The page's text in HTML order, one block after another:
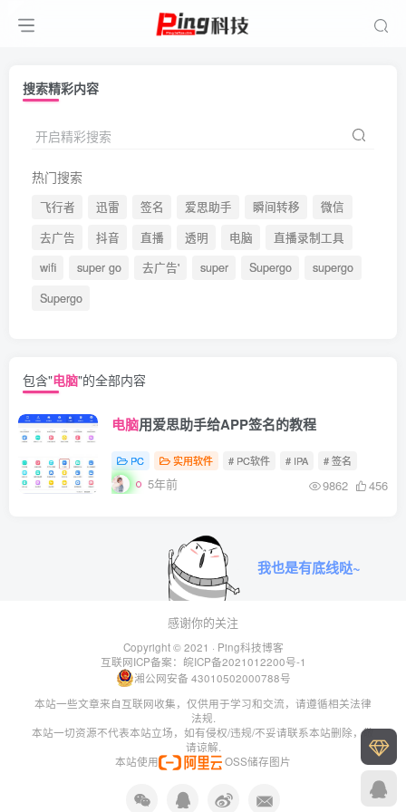
搜索精彩内容
开启精彩搜索
热门搜索
飞行者 迅雷 签名 爱思助手 瞬间转移
微信
去广告
抖音 直播 透明 电脑
直播录制工具
wifi
super go 去广告' super Supergo
supergo
Supergo
包含"电脑"的全部内容
电脑用爱思助手给APP签名的教程
PC 实用软件 # PC软件 # IPA # 签名
5年前 9862 456
我也是有底线哒~
感谢你的关注
Copyright © 2021 · Ping科技博客
互联网ICP备案： 皖ICP备2021012200号-1
湘公网安备 43010502000788号
本站一些文章来自互联网收集，仅供用于学习和交流，请遵循相关法律
法规.
本站一切资源不代表本站立场，如有侵权/违规/不妥请联系本站删除，敬
请谅解.
本站使用
OSS储存图片